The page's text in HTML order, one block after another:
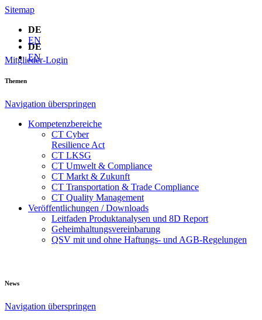
Sitemap
DE
EN
Mitglieder-Login
DE
EN
Themen
Navigation überspringen
Kompetenzbereiche
CT Cyber
Resilience Act
CT LKSG
CT Umwelt & Compliance
CT Markt & Zukunft
CT Transportation & Trade Compliance
CT Quality Management
Veröffentlichungen / Downloads
Leitfaden Produktanalysen und 8D Report
Geheimhaltungsverein­barung
QSV mit und ohne Haftungs- und AGB-Regelungen
News
Navigation überspringen